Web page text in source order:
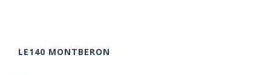
LE140 MONTBERON